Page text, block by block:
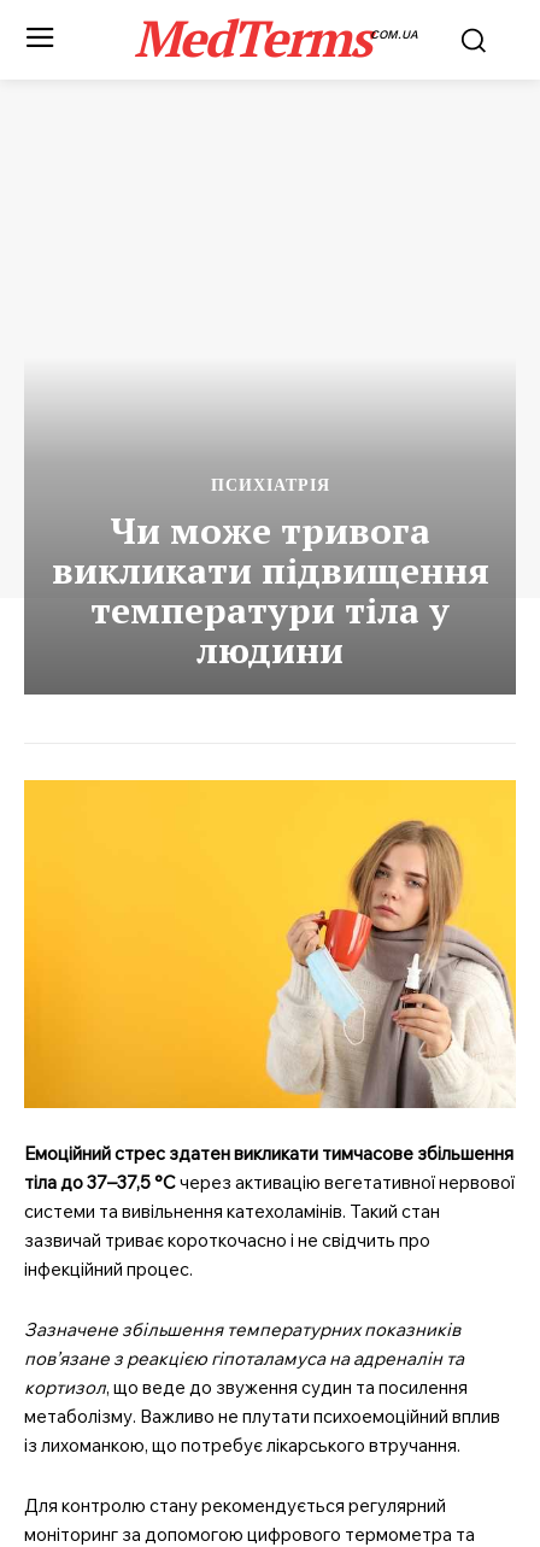
MedTermsCOM.UA
ПСИХІАТРІЯ
Чи може тривога
викликати підвищення
температури тіла у
людини
Емоційний стрес здатен викликати тимчасове збільшення
тіла до 37–37,5 °Cчерез активацію вегетативної нервової
системи та вивільнення катехоламінів. Такий стан
зазвичай триває короткочасно і не свідчить про
інфекційний процес.
Зазначене збільшення температурних показників
пов’язане з реакцією гіпоталамуса на адреналін та
кортизол, що веде до звуження судин та посилення
метаболізму. Важливо не плутати психоемоційний вплив
із лихоманкою, що потребує лікарського втручання.
Для контролю стану рекомендується регулярний
моніторинг за допомогою цифрового термометра та